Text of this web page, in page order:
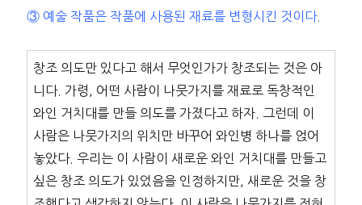
③ 예술 작품은 작품에 사용된 재료를 변형시킨 것이다.
창조 의도만 있다고 해서 무엇인가가 창조되는 것은 아
니다. 가령, 어떤 사람이 나뭇가지를 재료로 독창적인
와인 거치대를 만들 의도를 가졌다고 하자. 그런데 이
사람은 나뭇가지의 위치만 바꾸어 와인병 하나를 얹어
놓았다. 우리는 이 사람이 새로운 와인 거치대를 만들고
싶은 창조 의도가 있었음을 인정하지만, 새로운 것을 창